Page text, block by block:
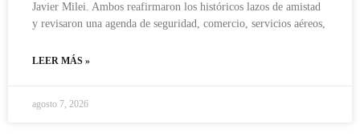
Javier Milei. Ambos reafirmaron los históricos lazos de amistad
y revisaron una agenda de seguridad, comercio, servicios aéreos,
LEER MÁS »
agosto 7, 2026